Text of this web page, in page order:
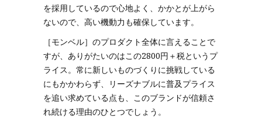
を採用しているので心地よく、かかとが上がら
ないので、高い機動力も確保しています。
［モンベル］のプロダクト全体に言えることで
すが、ありがたいのはこの2800円＋税というプ
ライス。常に新しいものづくりに挑戦している
にもかかわらず、リーズナブルに普及プライス
を追い求めている点も、このブランドが信頼さ
れ続ける理由のひとつでしょう。